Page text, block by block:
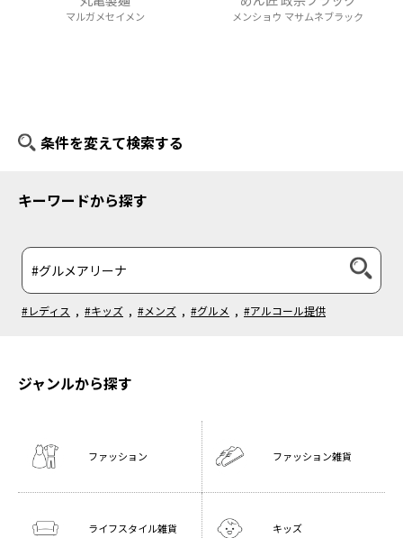
マルガメセイメン メンショウ マサムネブラック
条件を変えて検索する
キーワードから探す
#レディス , #キッズ , #メンズ , #グルメ , #アルコール提供
ジャンルから探す
ファッション ファッション雑貨
ライフスタイル雑貨 キッズ